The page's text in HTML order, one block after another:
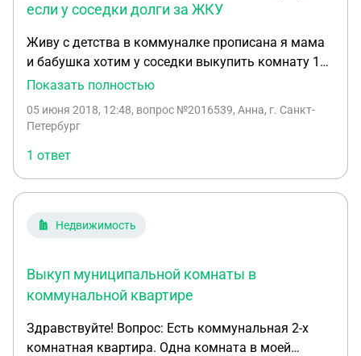
если у соседки долги за ЖКУ
Живу с детства в коммуналке прописана я мама
и бабушка хотим у соседки выкупить комнату 12
кв.м чтоб в будущем было удобно мне с детьми..у
нужно?и соседка уже 5 месяцев не платит ни за
Показать полностью
05 июня 2018, 12:48, вопрос №2016539, Анна, г. Санкт-
Петербург
1 ответ
Недвижимость
Выкуп муниципальной комнаты в
коммунальной квартире
Здравствуйте! Вопрос: Есть коммунальная 2-х
комнатная квартира. Одна комната в моей